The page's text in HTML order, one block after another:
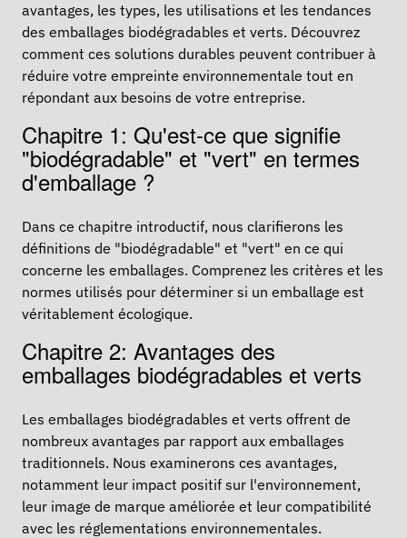
avantages, les types, les utilisations et les tendances
des emballages biodégradables et verts. Découvrez
comment ces solutions durables peuvent contribuer à
réduire votre empreinte environnementale tout en
répondant aux besoins de votre entreprise.
Chapitre 1: Qu'est-ce que signifie
"biodégradable" et "vert" en termes
d'emballage ?
Dans ce chapitre introductif, nous clarifierons les
définitions de "biodégradable" et "vert" en ce qui
concerne les emballages. Comprenez les critères et les
normes utilisés pour déterminer si un emballage est
véritablement écologique.
Chapitre 2: Avantages des
emballages biodégradables et verts
Les emballages biodégradables et verts offrent de
nombreux avantages par rapport aux emballages
traditionnels. Nous examinerons ces avantages,
notamment leur impact positif sur l'environnement,
leur image de marque améliorée et leur compatibilité
avec les réglementations environnementales.